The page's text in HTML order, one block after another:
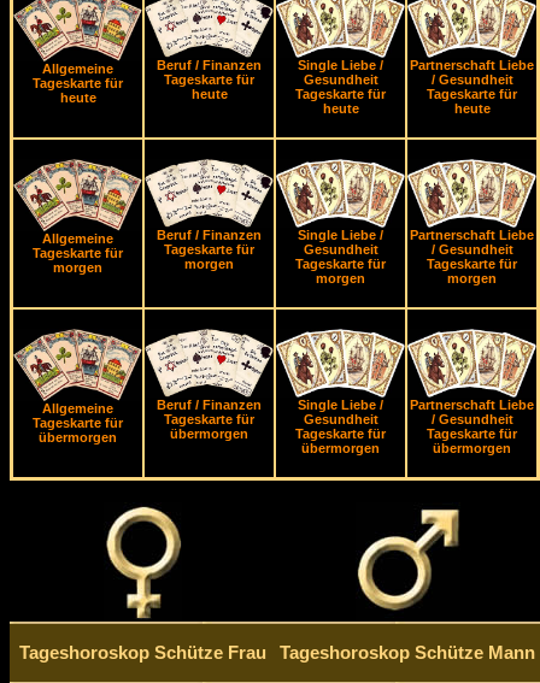
Allgemeine
Tageskarte für
heute
Beruf / Finanzen
Tageskarte für
heute
Single Liebe /
Gesundheit
Tageskarte für
heute
Partnerschaft Liebe
/ Gesundheit
Tageskarte für
heute
Allgemeine
Tageskarte für
morgen
Beruf / Finanzen
Tageskarte für
morgen
Single Liebe /
Gesundheit
Tageskarte für
morgen
Partnerschaft Liebe
/ Gesundheit
Tageskarte für
morgen
Allgemeine
Tageskarte für
übermorgen
Beruf / Finanzen
Tageskarte für
übermorgen
Single Liebe /
Gesundheit
Tageskarte für
übermorgen
Partnerschaft Liebe
/ Gesundheit
Tageskarte für
übermorgen
Tageshoroskop Schütze Frau Tageshoroskop Schütze Mann